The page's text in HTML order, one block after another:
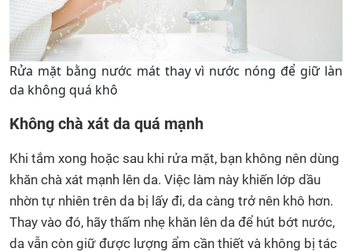
Rửa mặt bằng nước mát thay vì nước nóng để giữ làn
da không quá khô
Không chà xát da quá mạnh
Khi tắm xong hoặc sau khi rửa mặt, bạn không nên dùng
khăn chà xát mạnh lên da. Việc làm này khiến lớp dầu
nhờn tự nhiên trên da bị lấy đi, da càng trở nên khô hơn.
Thay vào đó, hãy thấm nhẹ khăn lên da để hút bớt nước,
da vẫn còn giữ được lượng ẩm cần thiết và không bị tác